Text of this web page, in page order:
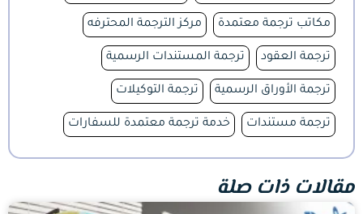
مكاتب ترجمة معتمدة مركز الترجمة المحترفه
ترجمة العقود ترجمة المستندات الرسمية
ترجمة الأوراق الرسمية ترجمة التوكيلات
ترجمة مستندات خدمة ترجمة معتمدة للسفارات
مقالات ذات صلة